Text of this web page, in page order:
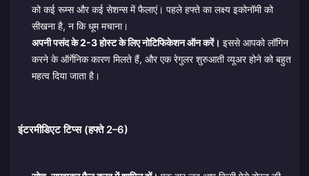
को कई रूम्स और कई सेशन्स में फैलाएं। पहले हफ्ते का लक्ष्य इकोनॉमी को
सीखना है, न कि धूम मचाना।
अपनी पसंद के 2-3 होस्ट के लिए नोटिफिकेशन ऑन करें। इससे आपको लॉगिन
करने के ऑर्गेनिक कारण मिलते हैं, और एक रेगुलर शुरुआती व्यूअर होने को बहुत
महत्व दिया जाता है।
इंटरमीडिएट टिप्स (हफ्ते 2–6)